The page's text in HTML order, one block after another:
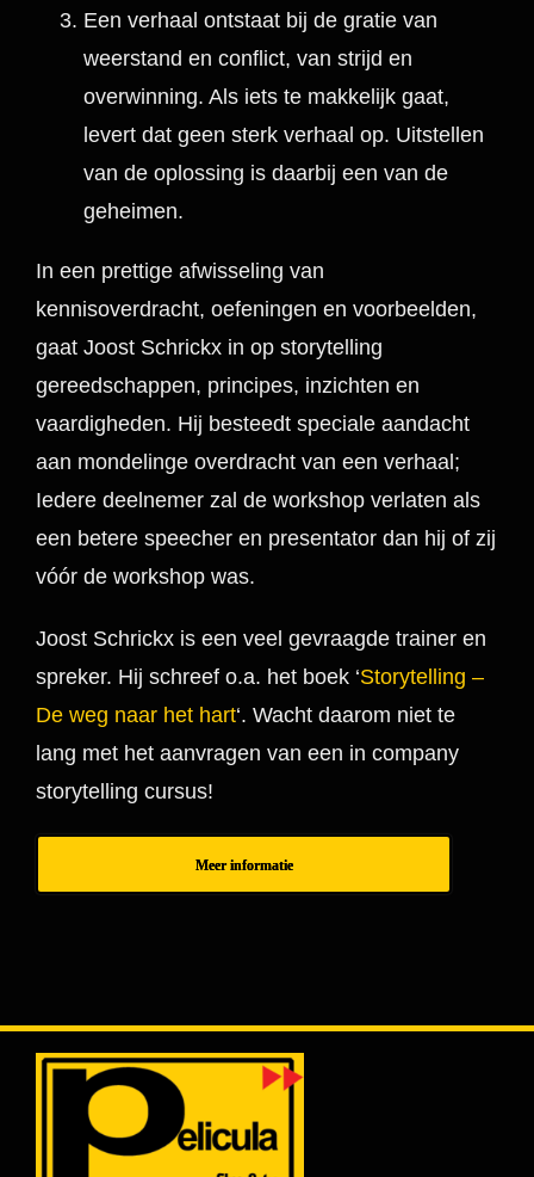
Een verhaal ontstaat bij de gratie van
weerstand en conflict, van strijd en
overwinning. Als iets te makkelijk gaat,
levert dat geen sterk verhaal op. Uitstellen
van de oplossing is daarbij een van de
geheimen.
In een prettige afwisseling van
kennisoverdracht, oefeningen en voorbeelden,
gaat Joost Schrickx in op storytelling
gereedschappen, principes, inzichten en
vaardigheden. Hij besteedt speciale aandacht
aan mondelinge overdracht van een verhaal;
Iedere deelnemer zal de workshop verlaten als
een betere speecher en presentator dan hij of zij
vóór de workshop was.
Joost Schrickx is een veel gevraagde trainer en
spreker. Hij schreef o.a. het boek ‘Storytelling –
De weg naar het hart‘. Wacht daarom niet te
lang met het aanvragen van een in company
storytelling cursus!
Meer informatie